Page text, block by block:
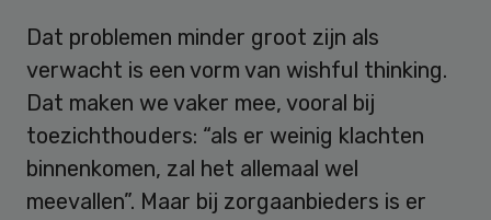
Dat problemen minder groot zijn als
verwacht is een vorm van wishful thinking.
Dat maken we vaker mee, vooral bij
toezichthouders: “als er weinig klachten
binnenkomen, zal het allemaal wel
meevallen”. Maar bij zorgaanbieders is er